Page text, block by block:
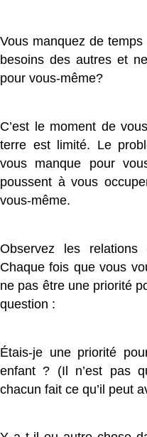
Vous manquez de
besoins des autres et
pour vous-même?
C’est le moment de
terre est limité. Le
vous manque pour
poussent à vous
vous-même.
Observez les relations
Chaque fois que vous
ne pas être une priorité
question :
Étais-je une priorité
enfant ? (Il n’est pas
chacun fait ce qu’il peut